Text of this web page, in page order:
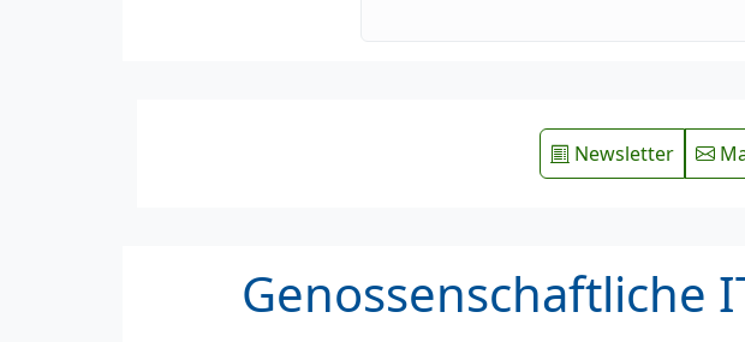
Newsletter
Genossenschaftliche